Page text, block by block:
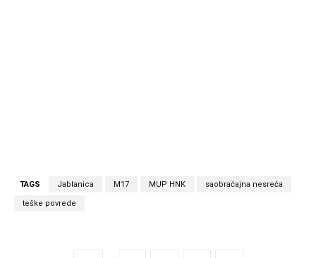
TAGS Jablanica M17 MUP HNK saobraćajna nesreća
teške povrede